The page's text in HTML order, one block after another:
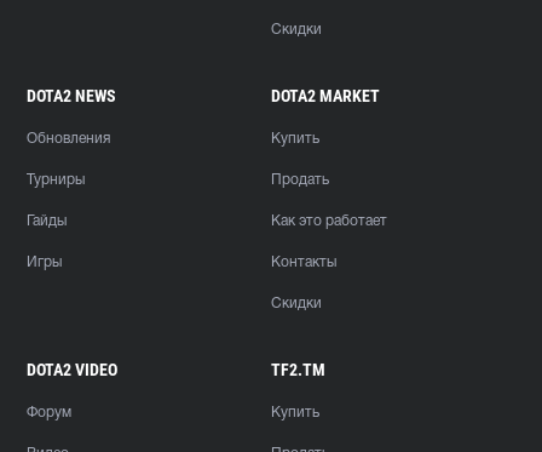
Скидки
DOTA2 NEWS
Обновления
Турниры
Гайды
Игры
DOTA2 MARKET
Купить
Продать
Как это работает
Контакты
Скидки
DOTA2 VIDEO
Форум
TF2.TM
Купить